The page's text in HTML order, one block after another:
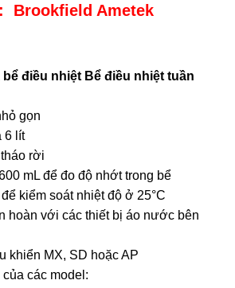
Brookfield Ametek
điều nhiệt Bể điều nhiệt tuần
gọn
6 lít
rời
mL để đo độ nhớt trong bể
kiểm soát nhiệt độ ở 25°C
hoàn với các thiết bị áo nước bên
khiển MX, SD hoặc AP
các model: